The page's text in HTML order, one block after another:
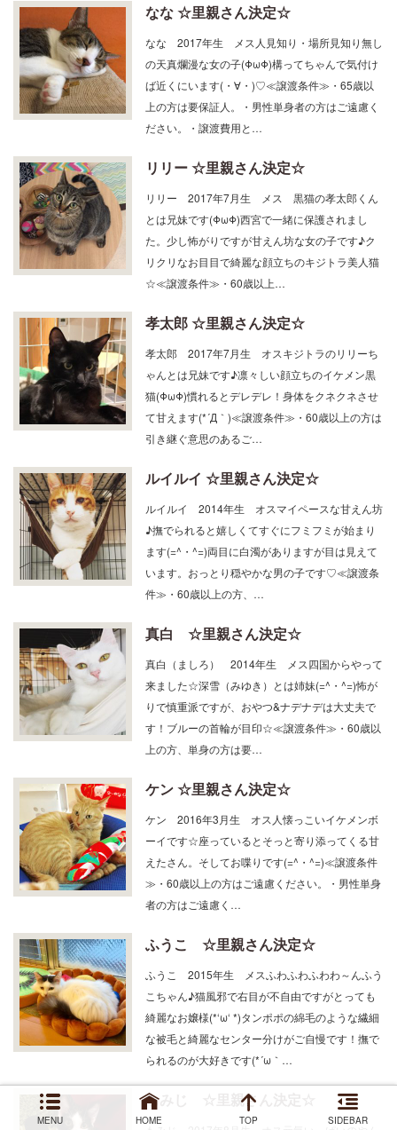
なな ☆里親さん決定☆
なな 2017年生 メス人見知り・場所見知り無し
の天真爛漫な女の子(ΦωΦ)構ってちゃんで気付け
ば近くにいます(・∀・)♡≪譲渡条件≫・65歳以
上の方は要保証人。・男性単身者の方はご遠慮く
ださい。・譲渡費用と…
リリー ☆里親さん決定☆
リリー 2017年7月生 メス 黒猫の孝太郎くん
とは兄妹です(ΦωΦ)西宮で一緒に保護されまし
た。少し怖がりですが甘えん坊な女の子です♪ク
リクリなお目目で綺麗な顔立ちのキジトラ美人猫
☆≪譲渡条件≫・60歳以上…
孝太郎 ☆里親さん決定☆
孝太郎 2017年7月生 オスキジトラのリリーち
ゃんとは兄妹です♪凛々しい顔立ちのイケメン黒
猫(ΦωΦ)慣れるとデレデレ！身体をクネクネさせ
て甘えます(*´Д｀)≪譲渡条件≫・60歳以上の方は
引き継ぐ意思のあるご…
ルイルイ ☆里親さん決定☆
ルイルイ 2014年生 オスマイペースな甘えん坊
♪撫でられると嬉しくてすぐにフミフミが始まり
ます(=^・^=)両目に白濁がありますが目は見えて
います。おっとり穏やかな男の子です♡≪譲渡条
件≫・60歳以上の方、…
真白 ☆里親さん決定☆
真白（ましろ） 2014年生 メス四国からやって
来ました☆深雪（みゆき）とは姉妹(=^・^=)怖が
りで慎重派ですが、おやつ&ナデナデは大丈夫で
す！ブルーの首輪が目印☆≪譲渡条件≫・60歳以
上の方、単身の方は要…
ケン ☆里親さん決定☆
ケン 2016年3月生 オス人懐っこいイケメンボ
ーイです☆座っているとそっと寄り添ってくる甘
えたさん。そしてお喋りです(=^・^=)≪譲渡条件
≫・60歳以上の方はご遠慮ください。・男性単身
者の方はご遠慮く…
ふうこ ☆里親さん決定☆
ふうこ 2015年生 メスふわふわふわわ～んふう
こちゃん♪猫風邪で右目が不自由ですがとっても
綺麗なお嬢様(*‘ω‘ *)タンポポの綿毛のような繊細
な被毛と綺麗なセンター分けがご自慢です！撫で
られるのが大好きです(*´ω｀…
もみじ ☆里親さん決定☆
MENU HOME TOP SIDEBAR